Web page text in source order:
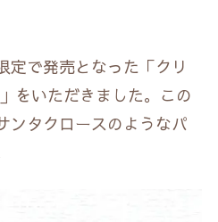
定で発売となった「クリ
をいただきました。この
ンタクロースのようなパ